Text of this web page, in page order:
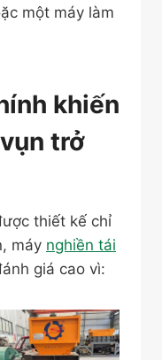
một máy làm
khiến
trở
thiết kế chỉ
máy nghiền tái
giá cao vì: